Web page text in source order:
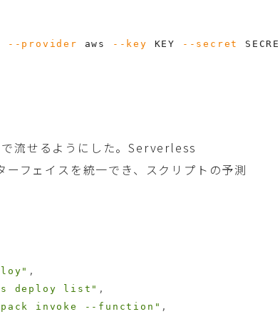
--provider aws --key KEY --secret
流せるようにした。Serverless
フェイスを統一でき、スクリプトの予測
,
deploy list" ,
invoke --function" ,